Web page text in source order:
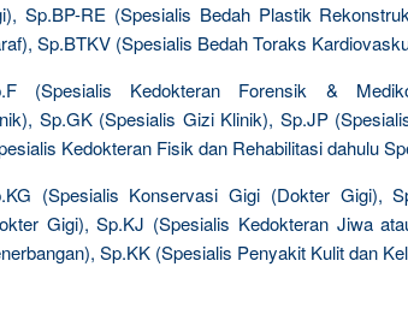
Sp.BP-RE (Spesialis Bedah Plastik
Sp.BTKV (Spesialis Bedah Toraks
(Spesialis Kedokteran Forensik &
Sp.GK (Spesialis Gizi Klinik), Sp.JP
Kedokteran Fisik dan Rehabilitasi dahulu
(Spesialis Konservasi Gigi (Dokter Gigi),
Gigi), Sp.KJ (Spesialis Kedokteran Jiwa
Sp.KK (Spesialis Penyakit Kulit dan